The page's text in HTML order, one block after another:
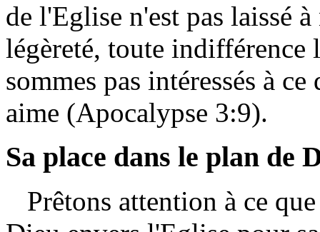
de l'Eglise n'est pas laissé
légèreté, toute indifférence
sommes pas intéressés à
aime (Apocalypse 3:9).
Sa place dans le plan de
Prêtons attention à ce